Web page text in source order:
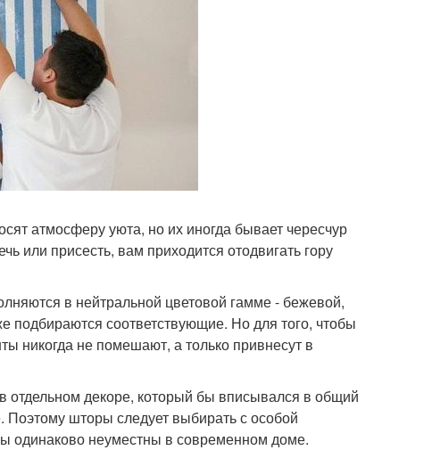
атмосферу уюта, но их иногда бывает чересчур
или присесть, вам приходится отодвигать гору
в нейтральной цветовой гамме - бежевой,
подбираются соответствующие. Но для того, чтобы
никогда не помешают, а только привнесут в
отдельном декоре, который бы вписывался в общий
Поэтому шторы следует выбирать с особой
одинаково неуместны в современном доме.